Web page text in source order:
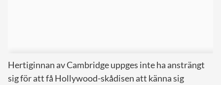
Hertiginnan av Cambridge uppges inte ha ansträngt
sig för att få Hollywood-skådisen att känna sig